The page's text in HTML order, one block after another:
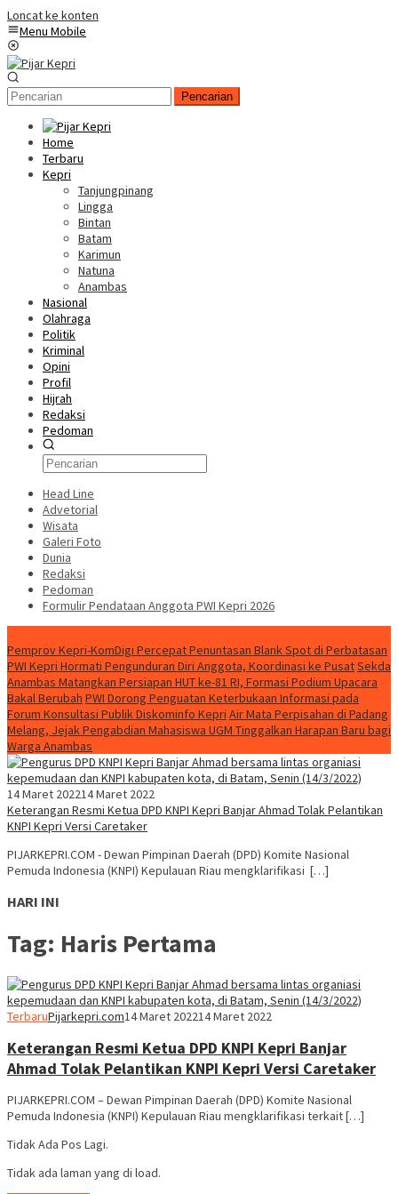
Loncat ke konten
Menu Mobile
Pencarian
Home
Terbaru
Kepri
Tanjungpinang
Lingga
Bintan
Batam
Karimun
Natuna
Anambas
Nasional
Olahraga
Politik
Kriminal
Opini
Profil
Hijrah
Redaksi
Pedoman
Head Line
Advetorial
Wisata
Galeri Foto
Dunia
Redaksi
Pedoman
Formulir Pendataan Anggota PWI Kepri 2026
Pemprov Kepri-KomDigi Percepat Penuntasan Blank Spot di Perbatasan
PWI Kepri Hormati Pengunduran Diri Anggota, Koordinasi ke PusatSekda
Anambas Matangkan Persiapan HUT ke-81 RI, Formasi Podium Upacara
Bakal Berubah PWI Dorong Penguatan Keterbukaan Informasi pada
Forum Konsultasi Publik Diskominfo Kepri Air Mata Perpisahan di Padang
Melang, Jejak Pengabdian Mahasiswa UGM Tinggalkan Harapan Baru bagi
Warga Anambas
14 Maret 202214 Maret 2022
Keterangan Resmi Ketua DPD KNPI Kepri Banjar Ahmad Tolak Pelantikan
KNPI Kepri Versi Caretaker
PIJARKEPRI.COM - Dewan Pimpinan Daerah (DPD) Komite Nasional
Pemuda Indonesia (KNPI) Kepulauan Riau mengklarifikasi […]
HARI INI
Tag: Haris Pertama
TerbaruPijarkepri.com14 Maret 202214 Maret 2022
Keterangan Resmi Ketua DPD KNPI Kepri Banjar
Ahmad Tolak Pelantikan KNPI Kepri Versi Caretaker
PIJARKEPRI.COM – Dewan Pimpinan Daerah (DPD) Komite Nasional
Pemuda Indonesia (KNPI) Kepulauan Riau mengklarifikasi terkait […]
Tidak Ada Pos Lagi.
Tidak ada laman yang di load.